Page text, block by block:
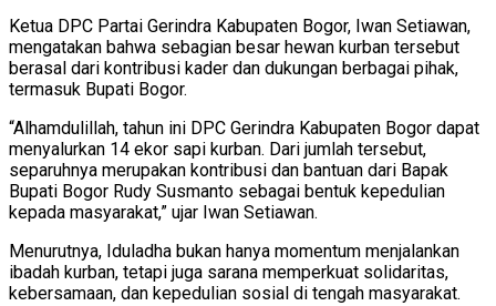
Ketua DPC Partai Gerindra Kabupaten Bogor, Iwan Setiawan,
mengatakan bahwa sebagian besar hewan kurban tersebut
berasal dari kontribusi kader dan dukungan berbagai pihak,
termasuk Bupati Bogor.
“Alhamdulillah, tahun ini DPC Gerindra Kabupaten Bogor dapat
menyalurkan 14 ekor sapi kurban. Dari jumlah tersebut,
separuhnya merupakan kontribusi dan bantuan dari Bapak
Bupati Bogor Rudy Susmanto sebagai bentuk kepedulian
kepada masyarakat,” ujar Iwan Setiawan.
Menurutnya, Iduladha bukan hanya momentum menjalankan
ibadah kurban, tetapi juga sarana memperkuat solidaritas,
kebersamaan, dan kepedulian sosial di tengah masyarakat.